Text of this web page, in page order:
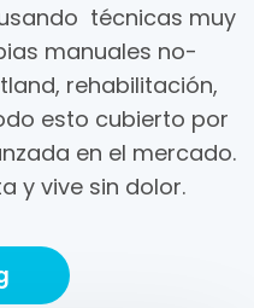
técnicas muy
manuales no-
rehabilitación,
esto cubierto por
en el mercado.
y vive sin dolor.